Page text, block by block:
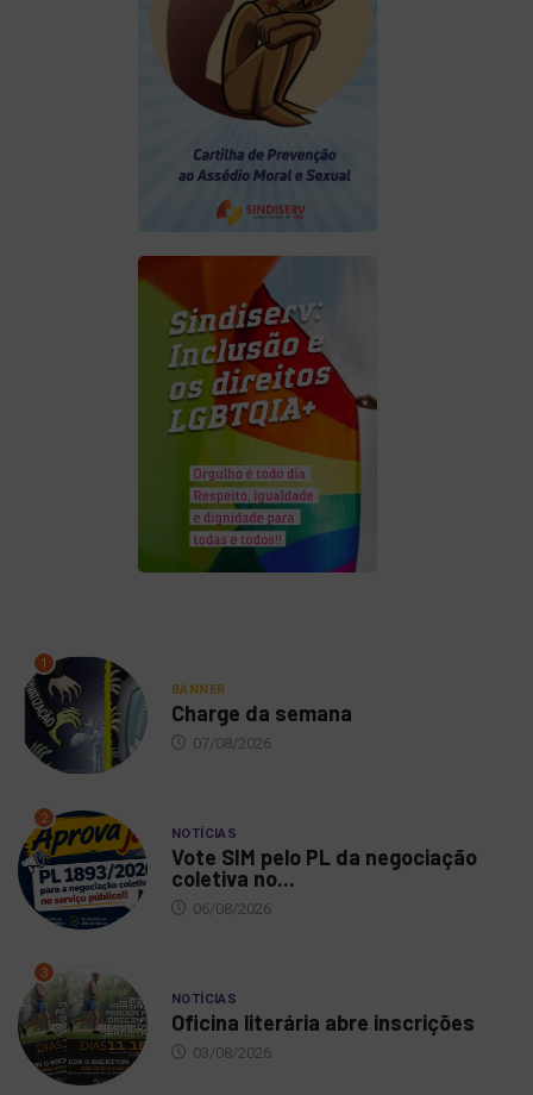
1
BANNER
Charge da semana
07/08/2026
2
NOTÍCIAS
Vote SIM pelo PL da negociação
coletiva no...
06/08/2026
3
NOTÍCIAS
Oficina literária abre inscrições
03/08/2026